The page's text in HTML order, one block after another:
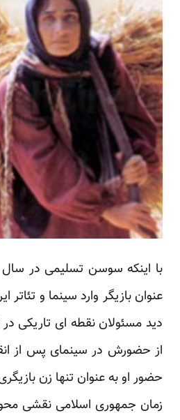
با اینکه سوسن تسلیمی در
عنوان بازیگر وارد سینما و تئاتر
دید مسئولان نقطه ای تاریکی
از حضورش در سینمای پس از
حضور او به عنوان تنها زن
زمان جمهوری اسلامی نقشی